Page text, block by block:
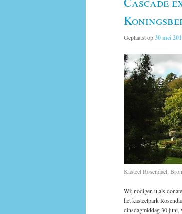
Geplaatst op30 mei
Kasteel Rosendael.
Wij nodigen u als
het kasteelpark
dinsdagmiddag 30 juni,